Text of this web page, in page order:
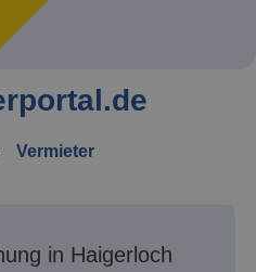
Vermieter
in Haigerloch